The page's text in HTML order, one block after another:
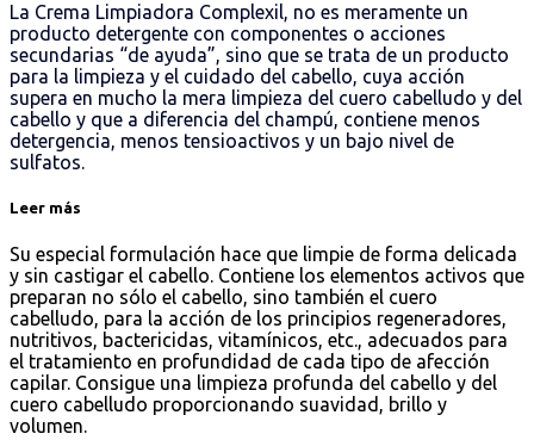
La Crema Limpiadora Complexil, no es meramente un
producto detergente con componentes o acciones
secundarias “de ayuda”, sino que se trata de un producto
para la limpieza y el cuidado del cabello, cuya acción
supera en mucho la mera limpieza del cuero cabelludo y del
cabello y que a diferencia del champú, contiene menos
detergencia, menos tensioactivos y un bajo nivel de
sulfatos.
Leer más
Su especial formulación hace que limpie de forma delicada
y sin castigar el cabello. Contiene los elementos activos que
preparan no sólo el cabello, sino también el cuero
cabelludo, para la acción de los principios regeneradores,
nutritivos, bactericidas, vitamínicos, etc., adecuados para
el tratamiento en profundidad de cada tipo de afección
capilar. Consigue una limpieza profunda del cabello y del
cuero cabelludo proporcionando suavidad, brillo y
volumen.